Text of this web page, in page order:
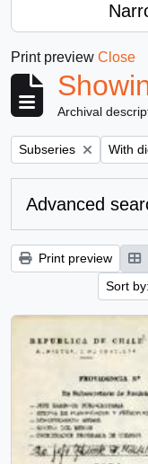
Print preview Close
Archival
Remove filter:
Subseries With
Advanced
Print preview
Sort